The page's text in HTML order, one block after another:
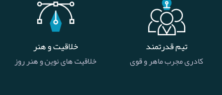
تیم قدرتمند
کادری مجرب ماهر و قوی
خلاقیت و هنر
خلاقیت های نوین و هنر روز